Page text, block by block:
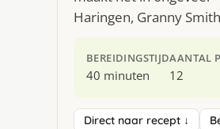
Haringen, Granny
BEREIDINGSTIJD
40 minuten
AANTAL
12
Direct naar recept ↓